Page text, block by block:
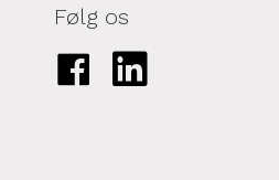
Følg os
Link til Facebook-side
Link til LinkedIn-side